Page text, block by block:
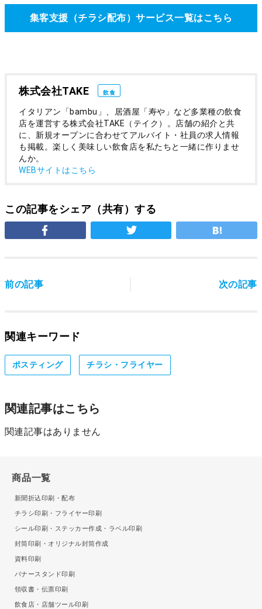
集客支援（チラシ配布）サービス一覧はこちら
株式会社TAKE 飲食
イタリアン「bambu」、居酒屋「寿や」など多業種の飲食
店を運営する株式会社TAKE（テイク）。店舗の紹介と共
に、新規オープンに合わせてアルバイト・社員の求人情報
も掲載。楽しく美味しい飲食店を私たちと一緒に作りませ
んか。
WEBサイトはこちら
この記事をシェア（共有）する
前の記事 次の記事
関連キーワード
ポスティング チラシ・フライヤー
関連記事はこちら
関連記事はありません
商品一覧
新聞折込印刷・配布
チラシ印刷・フライヤー印刷
シール印刷・ステッカー作成・ラベル印刷
封筒印刷・オリジナル封筒作成
資料印刷
バナースタンド印刷
領収書・伝票印刷
飲食店・店舗ツール印刷